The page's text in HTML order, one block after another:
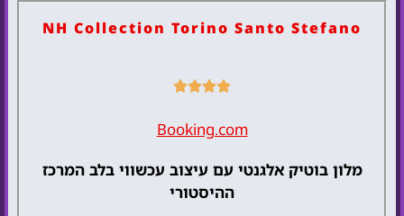
NH Collection Torino Santo Stefano
Booking.com
מלון בוטיק אלגנטי עם עיצוב עכשווי בלב המרכז
ההיסטורי